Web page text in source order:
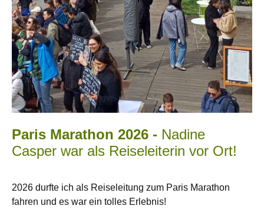
Paris Marathon 2026 - Nadine
Casper war als Reiseleiterin vor Ort!
2026 durfte ich als Reiseleitung zum Paris Marathon
fahren und es war ein tolles Erlebnis!